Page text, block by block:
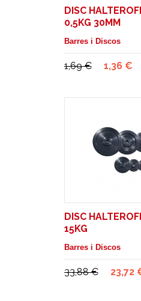
DISC
0,5KG 30MM
Barres i Discos
1,69 € 1,36 €
DISC
15KG
Barres i Discos
33,88 € 23,72